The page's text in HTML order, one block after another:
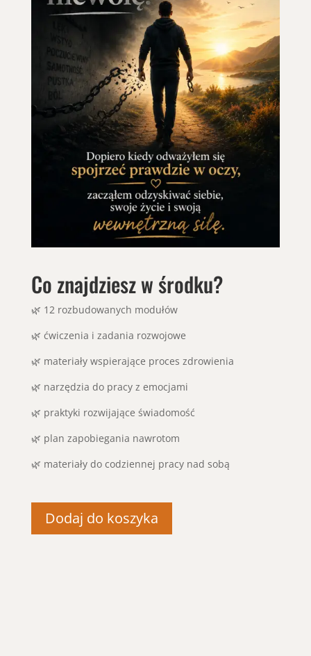
Co znajdziesz w środku?
🌿 12 rozbudowanych modułów
🌿 ćwiczenia i zadania rozwojowe
🌿 materiały wspierające proces zdrowienia
🌿 narzędzia do pracy z emocjami
🌿 praktyki rozwijające świadomość
🌿 plan zapobiegania nawrotom
🌿 materiały do codziennej pracy nad sobą
Dodaj do koszyka